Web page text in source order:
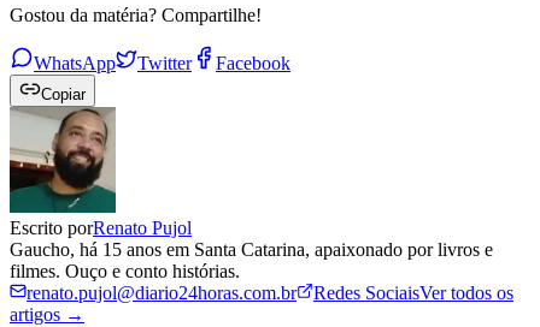
Gostou da matéria? Compartilhe!
WhatsApp Twitter Facebook
Copiar
Escrito porRenato Pujol
Gaucho, há 15 anos em Santa Catarina, apaixonado por livros e
filmes. Ouço e conto histórias.
renato.pujol@diario24horas.com.br
Redes SociaisVer todos os
artigos →